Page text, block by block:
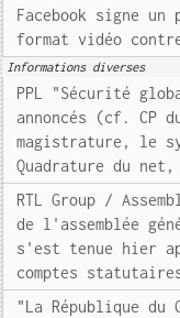
Facebook signe
format vidéo
Informations diverses
PPL "Sécurité
annoncés (cf. CP
magistrature, le
Quadrature du
RTL Group /
de l'assemblée
s'est tenue hier
comptes
"La République